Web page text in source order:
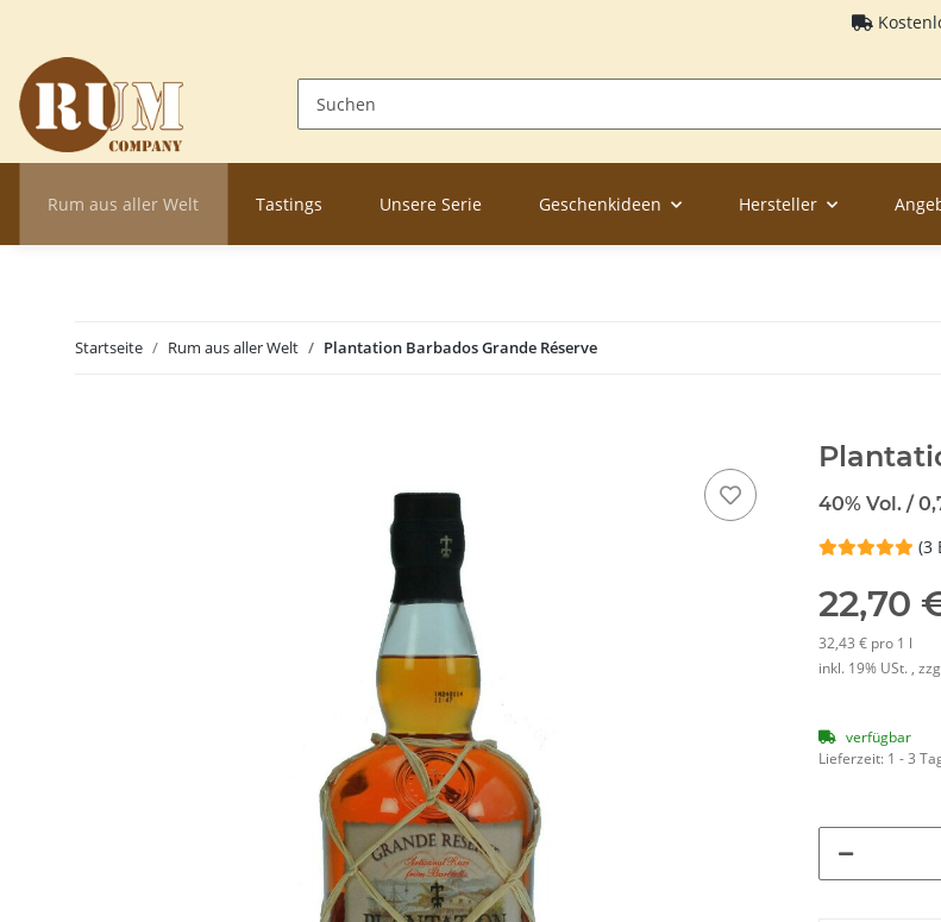
Rum aus aller Welt Tastings Unsere Serie Geschenkideen Hersteller
Startseite Rum aus aller Welt Plantation Barbados Grande Réserve
40% Vol. /
(3
22,70
32,43 € pro 1 l
inkl. 19% USt. ,
verfügbar
Lieferzeit: 1 - 3